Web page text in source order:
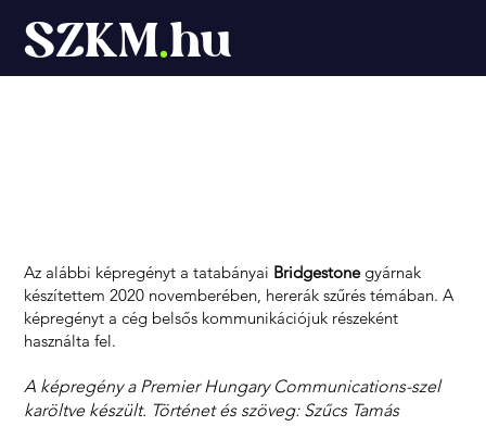
SZKM.hu
Az alábbi képregényt a tatabányai Bridgestone gyárnak
készítettem 2020 novemberében, hererák szűrés témában. A
képregényt a cég belsős kommunikációjuk részeként
használta fel.
A képregény a Premier Hungary Communications-szel
karöltve készült. Történet és szöveg: Szűcs Tamás